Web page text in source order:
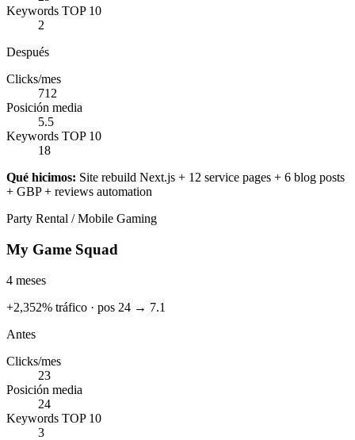
Keywords TOP 10
2
Después
Clicks/mes
712
Posición media
5.5
Keywords TOP 10
18
Qué hicimos: Site rebuild Next.js + 12 service pages + 6 blog posts
+ GBP + reviews automation
Party Rental / Mobile Gaming
My Game Squad
4 meses
+2,352% tráfico · pos 24 → 7.1
Antes
Clicks/mes
23
Posición media
24
Keywords TOP 10
3